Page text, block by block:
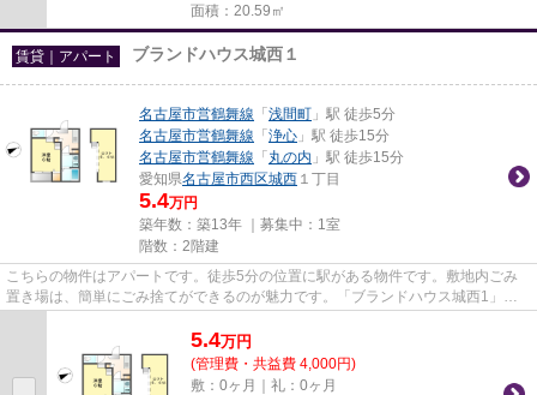
面積：20.59㎡
賃貸｜アパート ブランドハウス城西１
名古屋市営鶴舞線 「 浅間町 」駅 徒歩5分
名古屋市営鶴舞線 「 浄心 」駅 徒歩15分
名古屋市営鶴舞線 「 丸の内 」駅 徒歩15分
愛知県名古屋市西区城西 １丁目
5.4万円
築年数：築13年 ｜募集中： 1室
階数：2階建
こちらの物件はアパートです。徒歩5分の位置に駅がある物件です。敷地内ごみ
置き場は、簡単にごみ捨てができるのが魅力です。「ブランドハウス城西1」の
5.4万円
(管理費・共益費 4,000円)
敷：0ヶ月｜礼：0ヶ月